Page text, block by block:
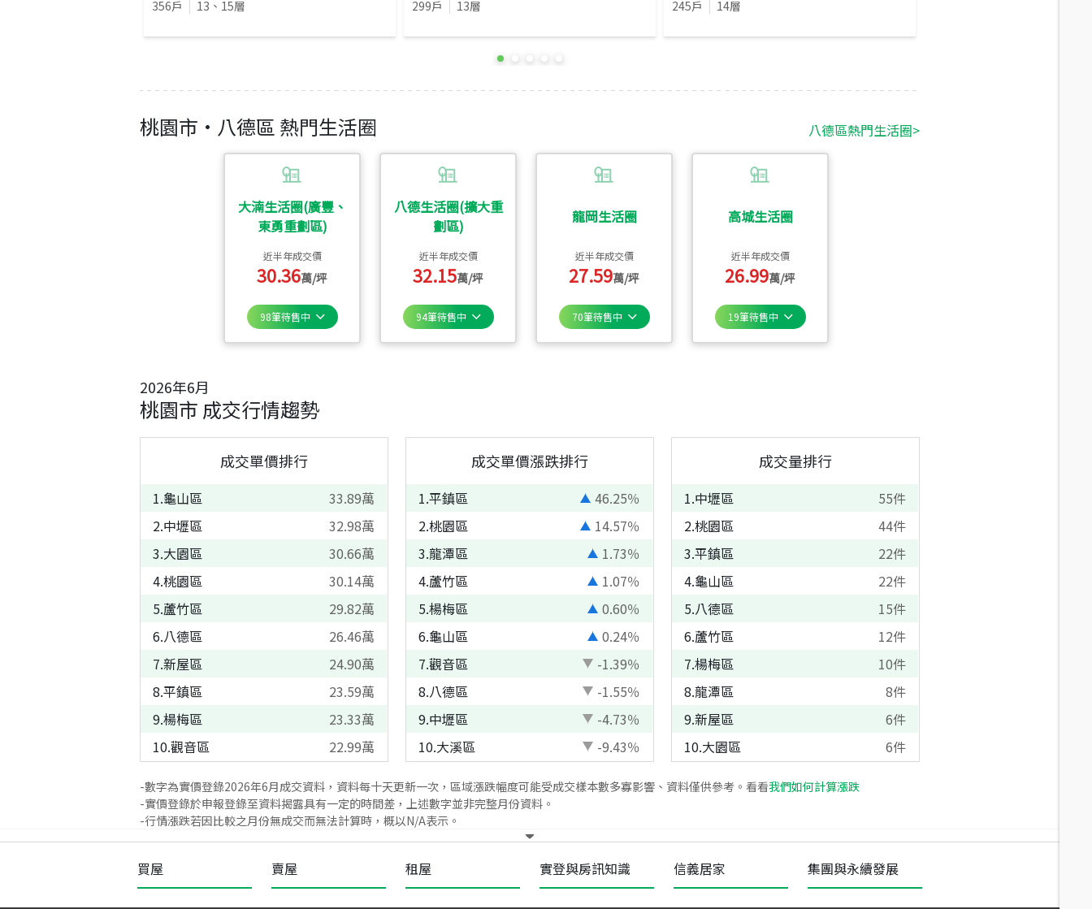
356戶 13、15層
299戶 13層
245戶 14層
桃園市 · 八德區 熱門生活圈 八德區熱門生活圈>
大湳生活圈(廣豐、
東勇重劃區)
近半年成交價
30.36萬/坪
98筆待售中
八德生活圈(擴大重
劃區)
近半年成交價
32.15萬/坪
94筆待售中
龍岡生活圈
近半年成交價
27.59萬/坪
70筆待售中
高城生活圈
近半年成交價
26.99萬/坪
19筆待售中
2026年6月
桃園市 成交行情趨勢
成交單價排行
1.龜山區 33.89萬
2.中壢區 32.98萬
3.大園區 30.66萬
4.桃園區 30.14萬
5.蘆竹區 29.82萬
6.八德區 26.46萬
7.新屋區 24.90萬
8.平鎮區 23.59萬
9.楊梅區 23.33萬
10.觀音區 22.99萬
成交單價漲跌排行
1.平鎮區 46.25％
2.桃園區 14.57％
3.龍潭區 1.73％
4.蘆竹區 1.07％
5.楊梅區 0.60％
6.龜山區 0.24％
7.觀音區 -1.39％
8.八德區 -1.55％
9.中壢區 -4.73％
10.大溪區 -9.43％
成交量排行
1.中壢區 55件
2.桃園區 44件
3.平鎮區 22件
4.龜山區 22件
5.八德區 15件
6.蘆竹區 12件
7.楊梅區 10件
8.龍潭區 8件
9.新屋區 6件
10.大園區 6件
-數字為實價登錄2026年6月成交資料，資料每十天更新一次，區域漲跌幅度可能受成交樣本數多寡影響、資料僅供參考。看看我們如何計算漲跌
-實價登錄於申報登錄至資料揭露具有一定的時間差，上述數字並非完整月份資料。
-行情漲跌若因比較之月份無成交而無法計算時，概以N/A表示。
買屋 賣屋 租屋 實登與房訊知識 信義居家 集團與永續發展